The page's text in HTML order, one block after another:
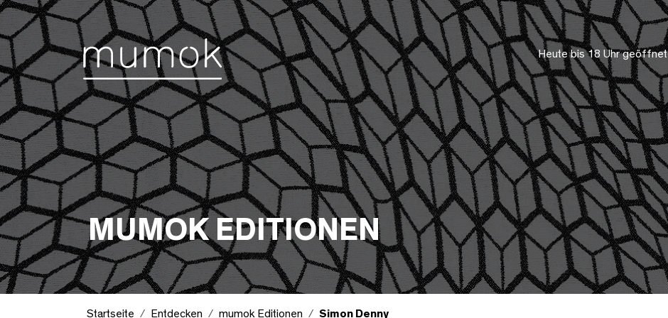
Zum Inhalt [1]
Zum Hauptmenü [2]
Zur Suche [3]
Heute bis 18 Uhr geöffnet
MUMOK EDITIONEN
Startseite Entdecken mumok Editionen Simon Denny